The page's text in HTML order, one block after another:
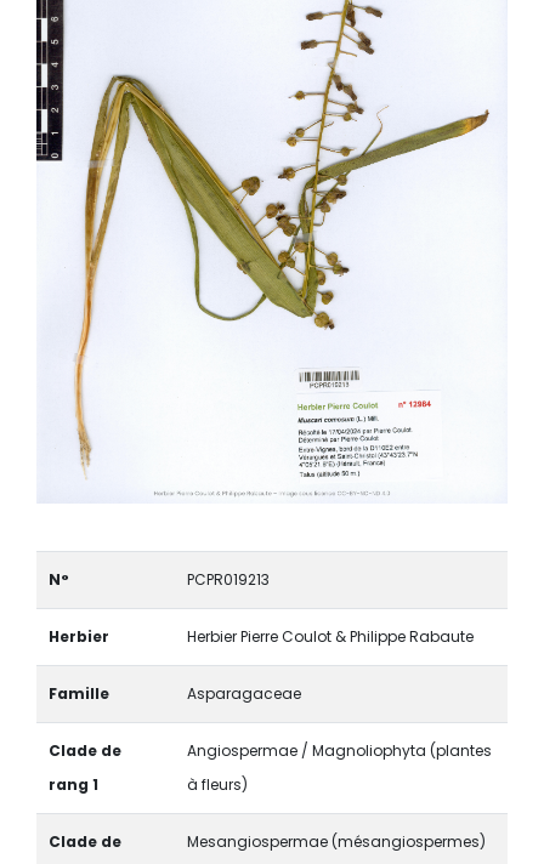
N° PCPR019213
Herbier Herbier Pierre Coulot & Philippe Rabaute
Famille Asparagaceae
Clade de
rang 1
Angiospermae / Magnoliophyta (plantes
à fleurs)
Clade de
Mesangiospermae (mésangiospermes)